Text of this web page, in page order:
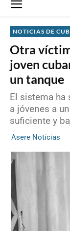
NOTICIAS DE
Otra
joven
un tanque
El sistema ha
a jóvenes a
suficiente y
Asere Noticias